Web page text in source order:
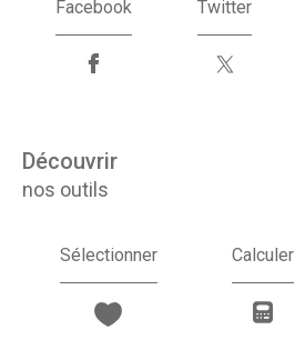
Facebook Twitter
découvrir
nos outils
Sélectionner Calculer